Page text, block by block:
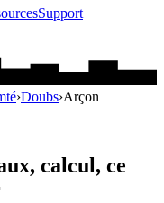
Support
›Doubs›Arçon
calcul, ce